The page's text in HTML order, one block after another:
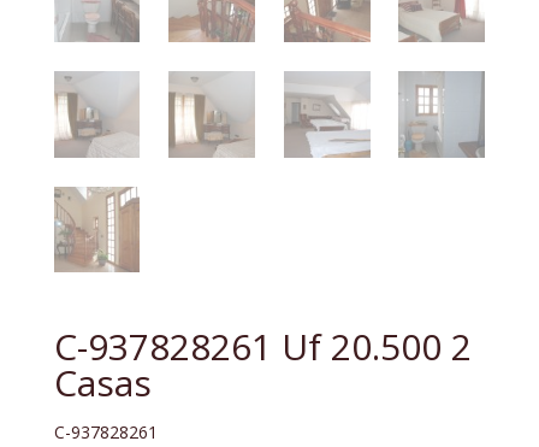
C-937828261 Uf 20.500 2
Casas
C-937828261